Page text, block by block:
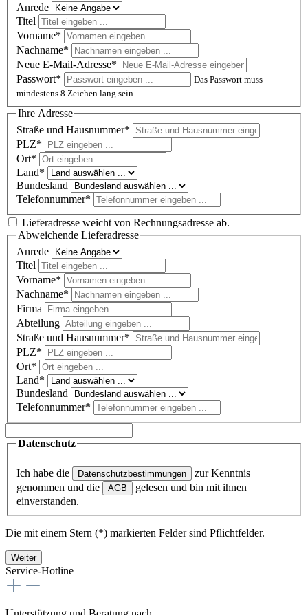
Anrede
Titel
Vorname*
Nachname*
Neue E-Mail-Adresse*
Passwort*
Das Passwort muss
mindestens 8 Zeichen lang sein.
Ihre Adresse
Straße und Hausnummer*
PLZ*
Ort*
Land*
Bundesland
Telefonnummer*
Lieferadresse weicht von Rechnungsadresse ab.
Abweichende Lieferadresse
Anrede
Titel
Vorname*
Nachname*
Firma
Abteilung
Straße und Hausnummer*
PLZ*
Ort*
Land*
Bundesland
Telefonnummer*
Datenschutz
Ich habe die Datenschutzbestimmungen
zur Kenntnis
genommen und die
AGB
gelesen und bin mit ihnen
einverstanden.
Die mit einem Stern (*) markierten Felder sind Pflichtfelder.
Weiter
Service-Hotline